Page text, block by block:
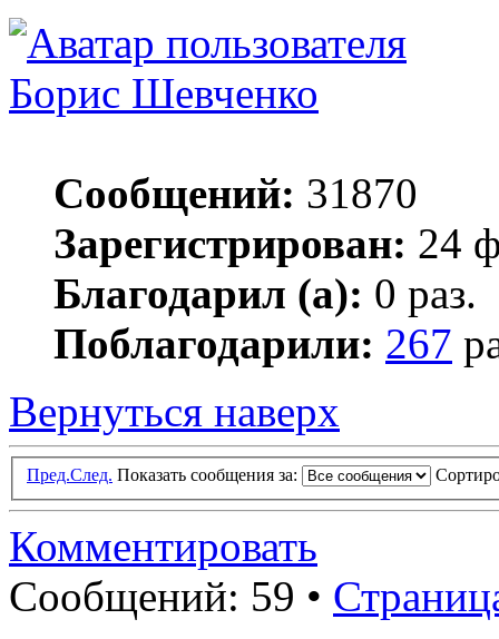
Борис Шевченко
Сообщений: 31870
Зарегистрирован: 24
Благодарил (а): 0 раз.
Поблагодарили: 267
Вернуться наверх
Пред.След. Показать сообщения за:
Комментировать
Сообщений: 59 •